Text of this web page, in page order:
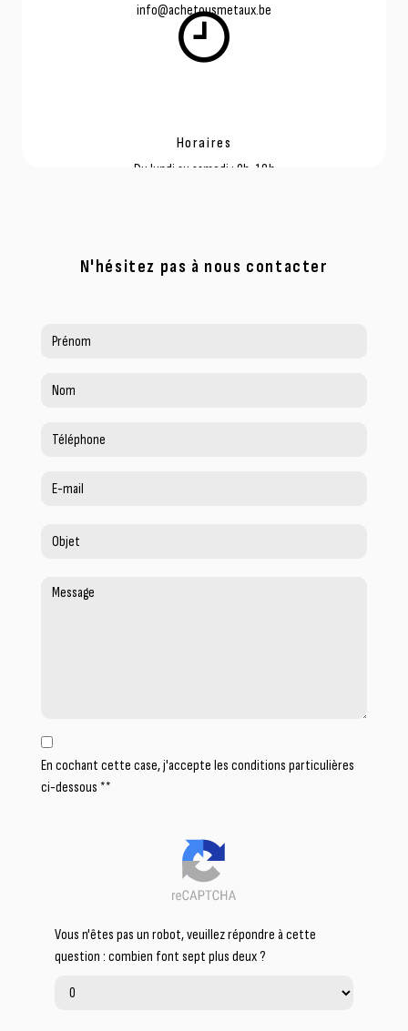
info@achetousmetaux.be
Horaires
Du lundi au samedi : 9h-18h
N'hésitez pas à nous contacter
En cochant cette case, j'accepte les conditions particulières
ci-dessous **
Vous n'êtes pas un robot, veuillez répondre à cette
question : combien font sept plus deux ?